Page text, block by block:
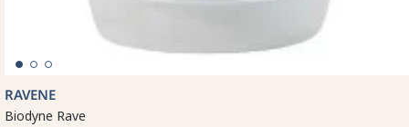
RAVENE
Biodyne Rave